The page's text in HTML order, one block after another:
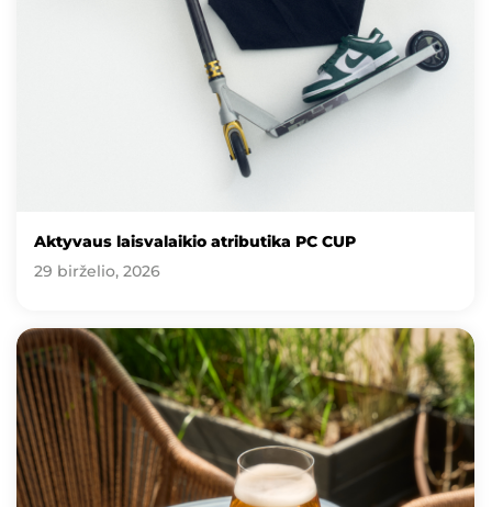
Aktyvaus laisvalaikio atributika PC CUP
29 birželio, 2026